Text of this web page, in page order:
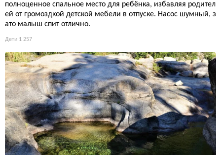
полноценное спальное место для ребёнка, избавляя родител
ей от громоздкой детской мебели в отпуске. Насос шумный, з
ато малыш спит отлично.
Дети 1 257